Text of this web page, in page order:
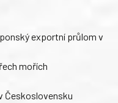
exportní průlom v
mořích
Československu